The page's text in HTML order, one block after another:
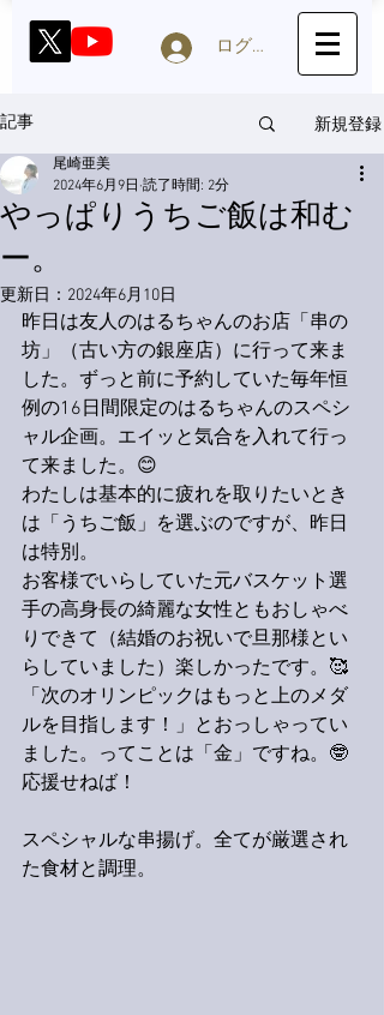
ログイン
記事 新規登録
やっぱりうちご飯は和む
ー。
尾崎亜美
2024年6月9日 読了時間: 2分
更新日： 2024年6月10日
昨日は友人のはるちゃんのお店「串の
坊」（古い方の銀座店）に行って来ま
した。ずっと前に予約していた毎年恒
例の16日間限定のはるちゃんのスペシ
ャル企画。エイッと気合を入れて行っ
て来ました。😊
わたしは基本的に疲れを取りたいとき
は「うちご飯」を選ぶのですが、昨日
は特別。
お客様でいらしていた元バスケット選
手の高身長の綺麗な女性ともおしゃべ
りできて（結婚のお祝いで旦那様とい
らしていました）楽しかったです。🥰
「次のオリンピックはもっと上のメダ
ルを目指します！」とおっしゃってい
ました。ってことは「金」ですね。🤓
応援せねば！
スペシャルな串揚げ。全てが厳選され
た食材と調理。